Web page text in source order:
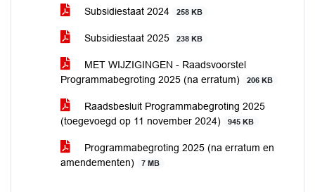
Subsidiestaat 2024 258 KB
Subsidiestaat 2025 238 KB
MET WIJZIGINGEN - Raadsvoorstel
Programmabegroting 2025 (na erratum)
206 KB
Raadsbesluit Programmabegroting 2025
(toegevoegd op 11 november 2024)
945 KB
Programmabegroting 2025 (na erratum en
amendementen)
7 MB